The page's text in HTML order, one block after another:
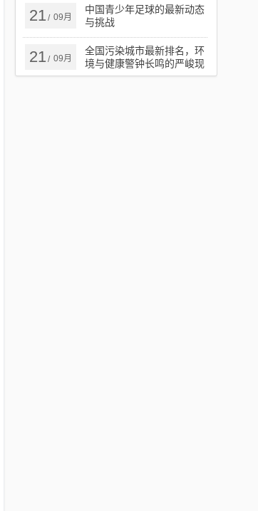
21 / 09月
中国青少年足球的最新动态
与挑战
21 / 09月
全国污染城市最新排名，环
境与健康警钟长鸣的严峻现
实